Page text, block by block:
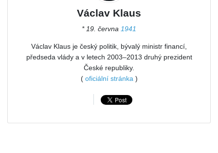
Václav Klaus
* 19. června 1941
Václav Klaus je český politik, bývalý ministr financí,
předseda vlády a v letech 2003–2013 druhý prezident
České republiky.
( oficiální stránka )